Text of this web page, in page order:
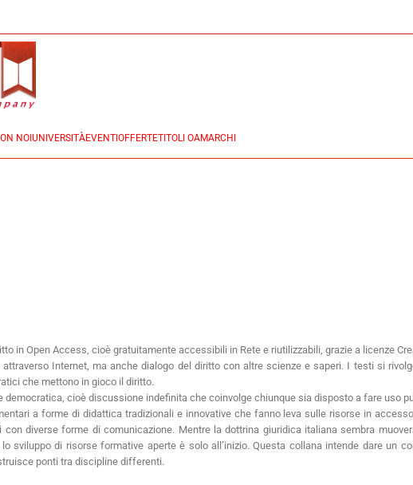
NOI UNIVERSITÀEVENTI OFFERTETITOLI OAMARCHI
in Open Access, cioè gratuitamente accessibili in Rete e riutilizzabili, grazie a licenze
Internet, ma anche dialogo del diritto con altre scienze e saperi. I testi si
che mettono in gioco il diritto.
cioè discussione indefinita che coinvolge chiunque sia disposto a fare uso
a forme di didattica tradizionali e innovative che fanno leva sulle risorse in
diverse forme di comunicazione. Mentre la dottrina giuridica italiana sembra
sviluppo di risorse formative aperte è solo all’inizio. Questa collana intende dare un
ponti tra discipline differenti.